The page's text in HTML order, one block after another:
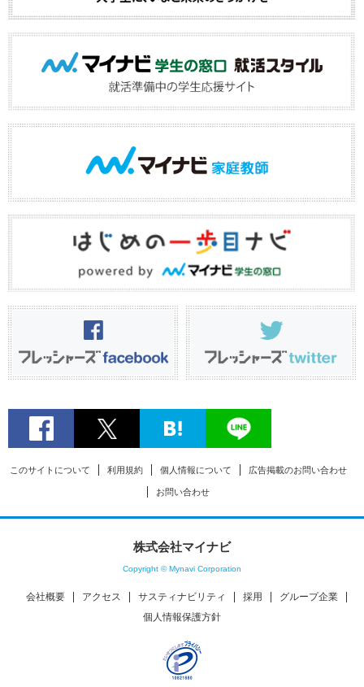
このサイトについて 利用規約 個人情報について 広告掲載のお問い合わせ
お問い合わせ
株式会社マイナビ
Copyright © Mynavi Corporation
会社概要 アクセス サスティナビリティ 採用
グループ企業
個人情報保護方針